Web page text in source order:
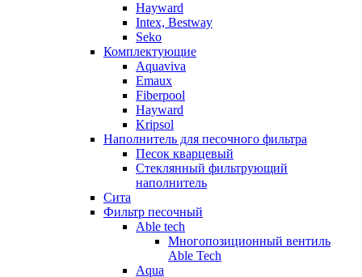
Hayward
Intex, Bestway
Seko
Комплектующие
Aquaviva
Emaux
Fiberpool
Hayward
Kripsol
Наполнитель для песочного фильтра
Песок кварцевый
Стеклянный фильтрующий
наполнитель
Сита
Фильтр песочный
Able tech
Многопозиционный вентиль
Able Tech
Aqua